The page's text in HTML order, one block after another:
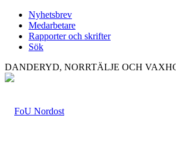
Nyhetsbrev
Medarbetare
Rapporter och skrifter
Sök
DANDERYD, NORRTÄLJE OCH